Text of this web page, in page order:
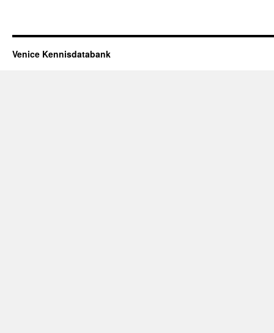
Venice Kennisdatabank